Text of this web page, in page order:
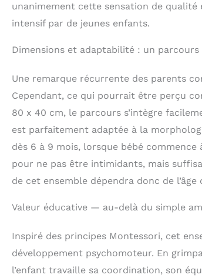
unanimement cette sensation de
intensif par de jeunes enfants.
Dimensions et adaptabilité : un parcours
Une remarque récurrente des parents
Cependant, ce qui pourrait être perçu
80 x 40 cm, le parcours s’intègre
est parfaitement adaptée à la
dès 6 à 9 mois, lorsque bébé commence
pour ne pas être intimidants, mais
de cet ensemble dépendra donc de l’âge
Valeur éducative — au-delà du simple
Inspiré des principes Montessori, cet
développement psychomoteur. En
l’enfant travaille sa coordination, son